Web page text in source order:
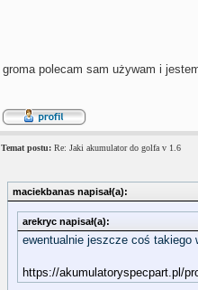
groma polecam sam używam i
Temat postu:Re: Jaki akumulator do golfa v 1.6
maciekbanas napisał(a):
arekryc napisał(a):
ewentualnie jeszcze coś takiego
https://akumulatoryspecpart.pl/